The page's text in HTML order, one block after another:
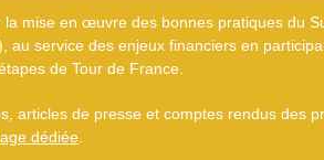
la mise en œuvre des bonnes pratiques du
au service des enjeux financiers en
de Tour de France.
articles de presse et comptes rendus des
dédiée.